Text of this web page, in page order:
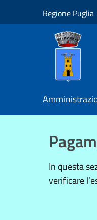
Regione Puglia
In questa
verificare